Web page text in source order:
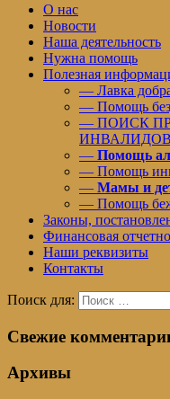
О нас
Новости
Наша деятельность
Нужна помощь
Полезная
— Лавка
— Помощь
— ПОИСК
— Помощь
— Помощь
— Мамы и
— Помощь
Законы,
Финансовая
Наши реквизиты
Контакты
Поиск для:
Свежие
Архивы